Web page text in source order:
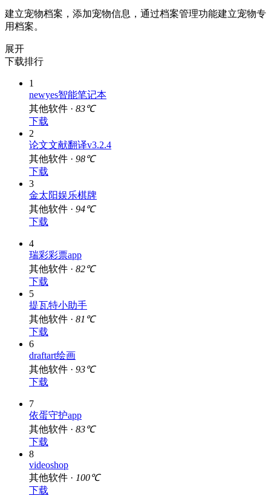
建立宠物档案，添加宠物信息，通过档案管理功能建立宠物专
用档案。
展开
下载排行
1
newyes智能笔记本
其他软件 · 83℃
下载
2
论文文献翻译v3.2.4
其他软件 · 98℃
下载
3
金太阳娱乐棋牌
其他软件 · 94℃
下载
4
瑞彩彩票app
其他软件 · 82℃
下载
5
提瓦特小助手
其他软件 · 81℃
下载
6
draftart绘画
其他软件 · 93℃
下载
7
依蛋守护app
其他软件 · 83℃
下载
8
videoshop
其他软件 · 100℃
下载